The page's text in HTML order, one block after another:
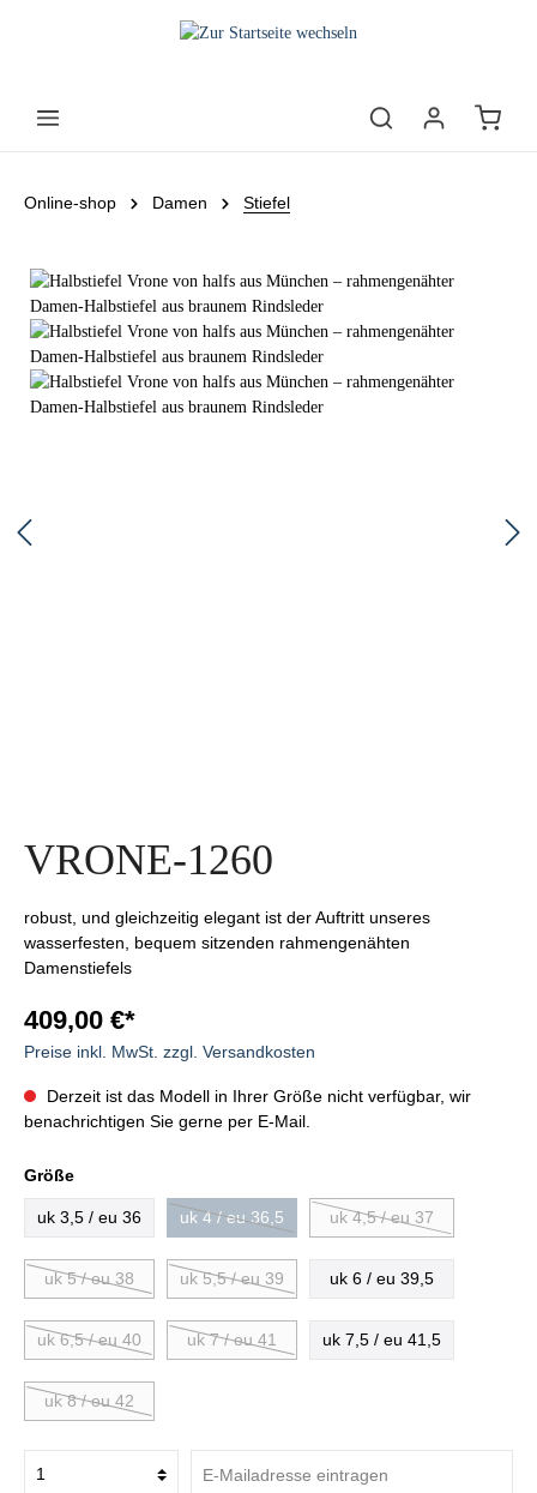
Online-shop Damen Stiefel
VRONE-1260
robust, und gleichzeitig elegant ist der Auftritt unseres
wasserfesten, bequem sitzenden rahmengenähten
Damenstiefels
409,00 €*
Preise inkl. MwSt. zzgl. Versandkosten
Derzeit ist das Modell in Ihrer Größe nicht verfügbar, wir
benachrichtigen Sie gerne per E-Mail.
Größe
uk 3,5 / eu 36 uk 4 / eu 36,5 uk 4,5 / eu 37
uk 5 / eu 38 uk 5,5 / eu 39 uk 6 / eu 39,5
uk 6,5 / eu 40 uk 7 / eu 41 uk 7,5 / eu 41,5
uk 8 / eu 42